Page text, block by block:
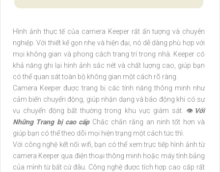
Hình ảnh thực tế của camera Keeper rất ấn tượng và chuyên
nghiệp. Với thiết kế gọn nhẹ và hiện đại, nó dễ dàng phù hợp với
mọi không gian và phong cách trang trí trong nhà. Keeper có
khả năng ghi lại hình ảnh sắc nét và chất lượng cao, giúp bạn
có thể quan sát toàn bộ không gian một cách rõ ràng.
Camera Keeper được trang bị các tính năng thông minh như
cảm biến chuyển động, giúp nhận dạng và báo động khi có sự
vụ chuyển động bất thường trong khu vực giám sát. 👁 Với
Những Trang bị cao cấpChắc chắn rằng an ninh tốt hơn và
giúp bạn có thể theo dõi mọi hiện trạng một cách tức thì.
Với công nghệ kết nối wifi, bạn có thể xem trực tiếp hình ảnh từ
camera Keeper qua điện thoại thông minh hoặc máy tính bảng
của mình từ bất cứ đâu. Công nghệ được tích hợp cao cấp rất